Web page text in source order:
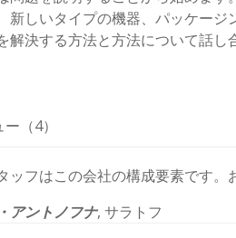
新しいタイプの機器、パッケー
解決する方法と方法について話し
（4）
ッフはこの会社の構成要素です
アントノフナ, サラトフ